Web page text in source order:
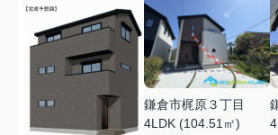
鎌倉市梶原３丁目
4LDK (104.51㎡)